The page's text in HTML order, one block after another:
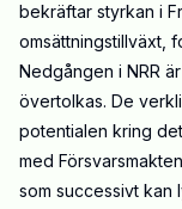
bekräftar styrkan i
omsättningstillväxt,
Nedgången i NRR
övertolkas. De
potentialen kring
med
som successivt kan